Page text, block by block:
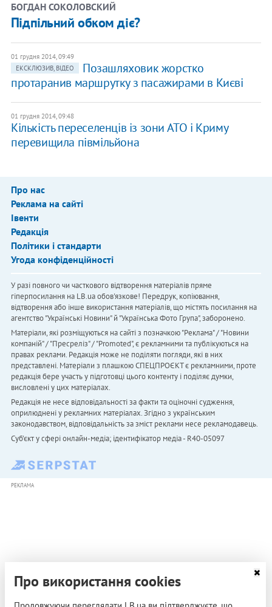
БОГДАН СОКОЛОВСКИЙ
Підпільний обком діє?
01 грудня 2014, 09:49
ЕКСКЛЮЗИВ, ВІДЕО
Позашляховик жорстко
протаранив маршрутку з пасажирами в Києві
01 грудня 2014, 09:48
Кількість переселенців із зони АТО і Криму
перевищила півмільйона
Про нас
Реклама на сайті
Івенти
Редакція
Політики і стандарти
Угода конфіденційності
У разі повного чи часткового відтворення матеріалів пряме
гіперпосилання на LB.ua обов'язкове! Передрук, копіювання,
відтворення або інше використання матеріалів, що містять посилання на
агентство "Українськi Новини" й "Українська Фото Група", заборонено.
Матеріали, які розміщуються на сайті з позначкою "Реклама" / "Новини
компаній" / "Пресреліз" / "Promoted", є рекламними та публікуються на
правах реклами. Редакція може не поділяти погляди, які в них
представлені. Матеріали з плашкою СПЕЦПРОЄКТ є рекламними, проте
редакція бере участь у підготовці цього контенту і поділяє думки,
висловлені у цих матеріалах.
Редакція не несе відповідальності за факти та оціночні судження,
оприлюднені у рекламних матеріалах. Згідно з українським
законодавством, відповідальність за зміст реклами несе рекламодавець.
Cуб'єкт у сфері онлайн-медіа; ідентифікатор медіа - R40-05097
РЕКЛАМА
Про використання cookies